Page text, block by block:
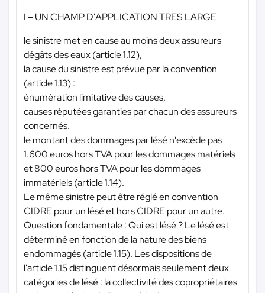
I – UN CHAMP D'APPLICATION TRES LARGE
le sinistre met en cause au moins deux assureurs
dégâts des eaux (article 1.12),
la cause du sinistre est prévue par la convention
(article 1.13) :
énumération limitative des causes,
causes réputées garanties par chacun des assureurs
concernés.
le montant des dommages par lésé n'excède pas
1.600 euros hors TVA pour les dommages matériels
et 800 euros hors TVA pour les dommages
immatériels (article 1.14).
Le même sinistre peut être réglé en convention
CIDRE pour un lésé et hors CIDRE pour un autre.
Question fondamentale : Qui est lésé ? Le lésé est
déterminé en fonction de la nature des biens
endommagés (article 1.15). Les dispositions de
l'article 1.15 distinguent désormais seulement deux
catégories de lésé : la collectivité des copropriétaires